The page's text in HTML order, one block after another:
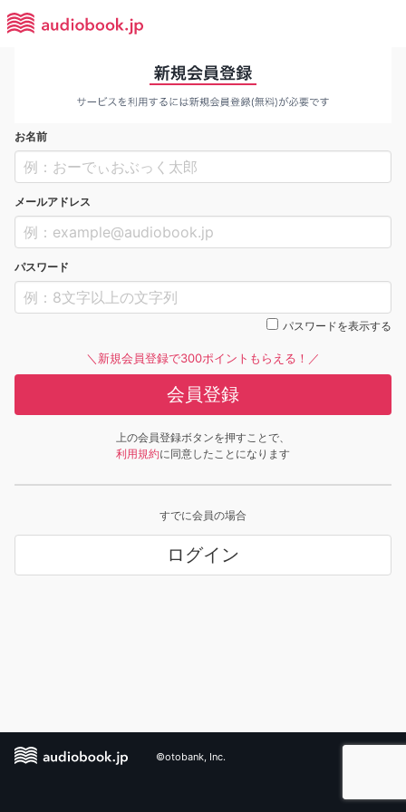
お名前
メールアドレス
パスワード
パスワードを表示する
＼新規会員登録で300ポイントもらえる！／
会員登録
上の会員登録ボタンを押すことで、
利用規約に同意したことになります
すでに会員の場合
ログイン
©otobank, Inc.